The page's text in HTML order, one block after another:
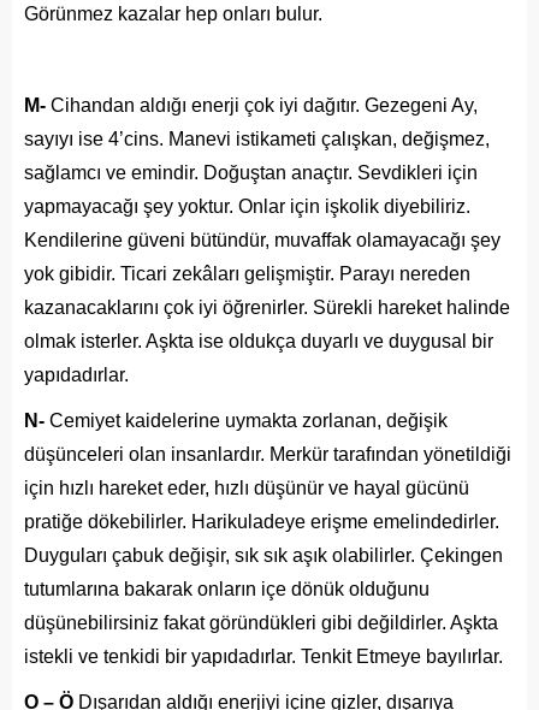
Görünmez kazalar hep onları bulur.
M- Cihandan aldığı enerji çok iyi dağıtır. Gezegeni Ay,
sayıyı ise 4’cins. Manevi istikameti çalışkan, değişmez,
sağlamcı ve emindir. Doğuştan anaçtır. Sevdikleri için
yapmayacağı şey yoktur. Onlar için işkolik diyebiliriz.
Kendilerine güveni bütündür, muvaffak olamayacağı şey
yok gibidir. Ticari zekâları gelişmiştir. Parayı nereden
kazanacaklarını çok iyi öğrenirler. Sürekli hareket halinde
olmak isterler. Aşkta ise oldukça duyarlı ve duygusal bir
yapıdadırlar.
N- Cemiyet kaidelerine uymakta zorlanan, değişik
düşünceleri olan insanlardır. Merkür tarafından yönetildiği
için hızlı hareket eder, hızlı düşünür ve hayal gücünü
pratiğe dökebilirler. Harikuladeye erişme emelindedirler.
Duyguları çabuk değişir, sık sık aşık olabilirler. Çekingen
tutumlarına bakarak onların içe dönük olduğunu
düşünebilirsiniz fakat göründükleri gibi değildirler. Aşkta
istekli ve tenkidi bir yapıdadırlar. Tenkit Etmeye bayılırlar.
O – Ö Dışarıdan aldığı enerjiyi içine gizler, dışarıya